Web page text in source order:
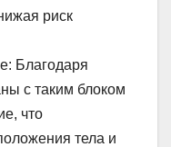
риск
Благодаря
с таким блоком
что
тела и